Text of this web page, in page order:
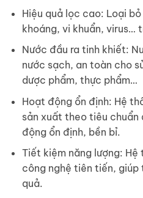
Hiệu quả lọc cao: Loại
khoáng, vi khuẩn, virus…
Nước đầu ra tinh khiết:
nước sạch, an toàn cho
dược phẩm, thực phẩm…
Hoạt động ổn định: Hệ
sản xuất theo tiêu
động ổn định, bền bỉ.
Tiết kiệm năng lượng: Hệ
công nghệ tiên tiến, giúp
quả.